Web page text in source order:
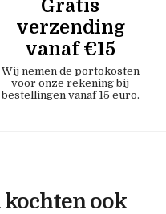
Gratis
verzending
vanaf €15
Wij nemen de portokosten
voor onze rekening bij
bestellingen vanaf 15 euro.
ook